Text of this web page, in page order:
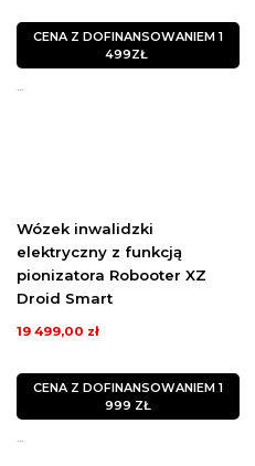
CENA Z DOFINANSOWANIEM 1
499ZŁ
...
Wózek inwalidzki
elektryczny z funkcją
pionizatora Robooter XZ
Droid Smart
19 499,00 zł
CENA Z DOFINANSOWANIEM 1
999 ZŁ
...